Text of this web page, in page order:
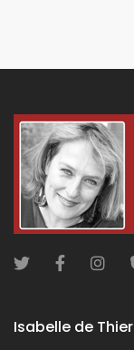
Isabelle de Thier